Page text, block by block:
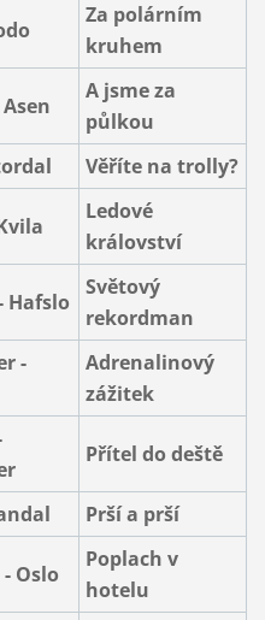
Za polárním
kruhem
A jsme za
půlkou
Věříte na trolly?
Ledové
království
Hafslo
Světový
rekordman
-
Adrenalinový
zážitek
Přítel do deště
Prší a prší
Oslo
Poplach v
hotelu